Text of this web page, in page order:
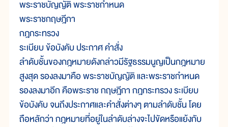
พระราชบัญญัติ พระราชกำหนด
พระราชกฤษฎีกา
กฎกระทรวง
ระเบียบ ข้อบังคับ ประกาศ คำสั่ง
ลำดับชั้นของกฎหมายดังกล่าวมีรัฐธรรมนูญเป็นกฎหมาย
สูงสุด รองลงมาคือ พระราชบัญญัติ และพระราชกำหนด
รองลงมาอีก คือพระราช กฤษฎีกา กฎกระทรวง ระเบียบ
ข้อบังคับ จนถึงประกาศและคำสั่งต่างๆ ตามลำดับชั้น โดย
ถือหลักว่า กฎหมายที่อยู่ในลำดับล่างจะไปขัดหรือแย้งกับ